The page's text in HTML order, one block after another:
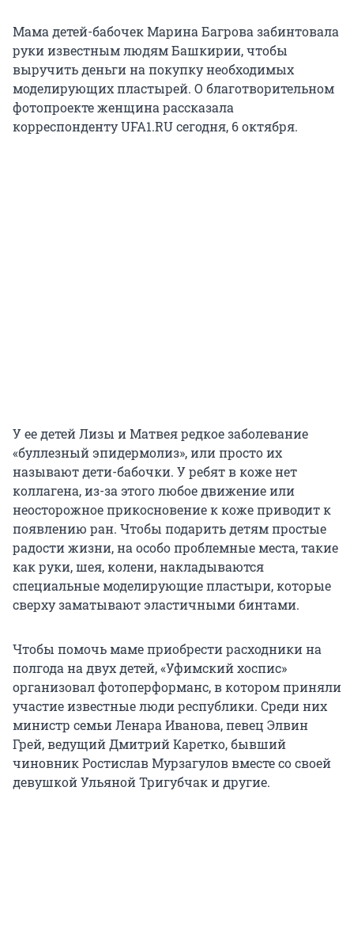
Мама детей-бабочек Марина Багрова забинтовала
руки известным людям Башкирии, чтобы
выручить деньги на покупку необходимых
моделирующих пластырей. О благотворительном
фотопроекте женщина рассказала
корреспонденту UFA1.RU сегодня, 6 октября.
У ее детей Лизы и Матвея редкое заболевание
«буллезный эпидермолиз», или просто их
называют дети-бабочки. У ребят в коже нет
коллагена, из-за этого любое движение или
неосторожное прикосновение к коже приводит к
появлению ран. Чтобы подарить детям простые
радости жизни, на особо проблемные места, такие
как руки, шея, колени, накладываются
специальные моделирующие пластыри, которые
сверху заматывают эластичными бинтами.
Чтобы помочь маме приобрести расходники на
полгода на двух детей, «Уфимский хоспис»
организовал фотоперформанс, в котором приняли
участие известные люди республики. Среди них
министр семьи Ленара Иванова, певец Элвин
Грей, ведущий Дмитрий Каретко, бывший
чиновник Ростислав Мурзагулов вместе со своей
девушкой Ульяной Тригубчак и другие.